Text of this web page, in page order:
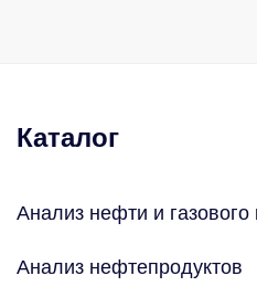
Каталог
Анализ нефти и газового
Анализ нефтепродуктов